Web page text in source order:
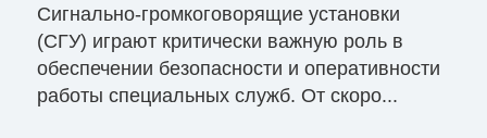
Сигнально-громкоговорящие установки
(СГУ) играют критически важную роль в
обеспечении безопасности и оперативности
работы специальных служб. От скоро...